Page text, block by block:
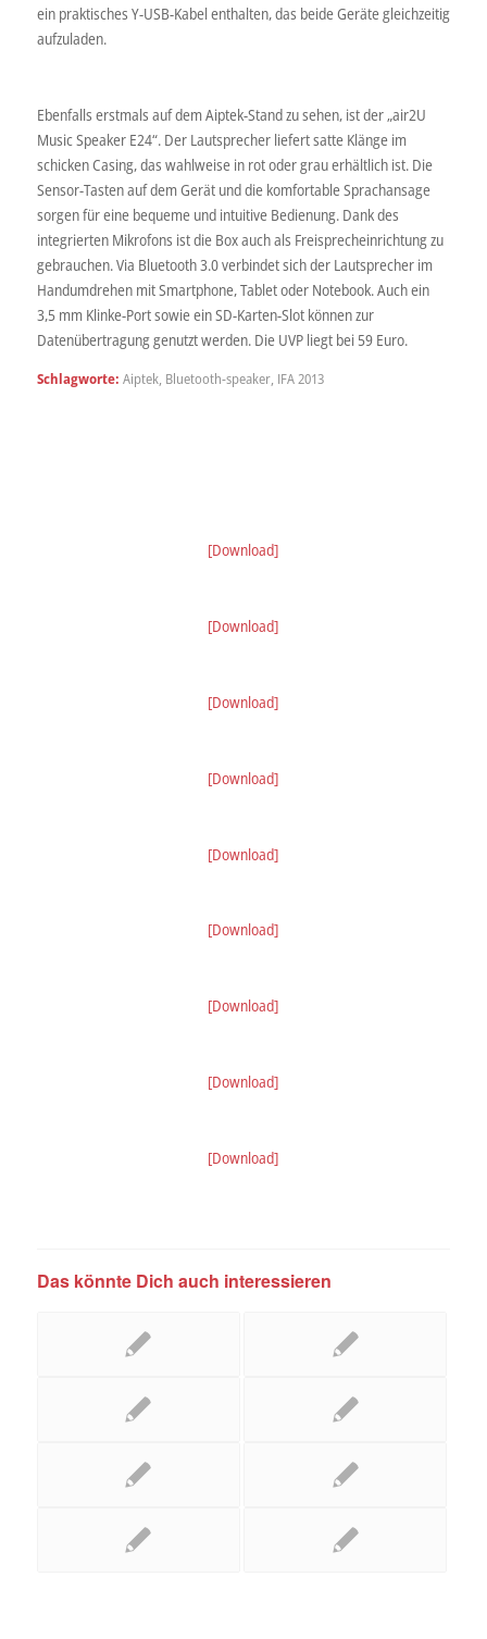
ein praktisches Y-USB-Kabel enthalten, das beide Geräte gleichzeitig
aufzuladen.
Ebenfalls erstmals auf dem Aiptek-Stand zu sehen, ist der „air2U
Music Speaker E24“. Der Lautsprecher liefert satte Klänge im
schicken Casing, das wahlweise in rot oder grau erhältlich ist. Die
Sensor-Tasten auf dem Gerät und die komfortable Sprachansage
sorgen für eine bequeme und intuitive Bedienung. Dank des
integrierten Mikrofons ist die Box auch als Freisprecheinrichtung zu
gebrauchen. Via Bluetooth 3.0 verbindet sich der Lautsprecher im
Handumdrehen mit Smartphone, Tablet oder Notebook. Auch ein
3,5 mm Klinke-Port sowie ein SD-Karten-Slot können zur
Datenübertragung genutzt werden. Die UVP liegt bei 59 Euro.
Schlagworte: Aiptek, Bluetooth-speaker, IFA 2013
[Download]
[Download]
[Download]
[Download]
[Download]
[Download]
[Download]
[Download]
[Download]
Das könnte Dich auch interessieren